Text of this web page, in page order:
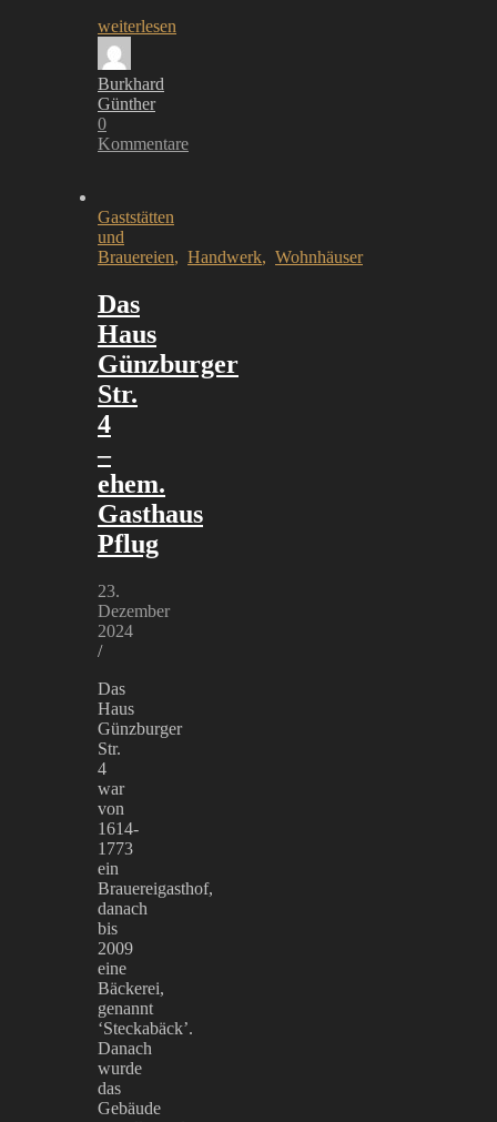
weiterlesen
Burkhard
Günther
0
Kommentare
Gaststätten
und
Brauereien, Handwerk, Wohnhäuser
Das
Haus
Günzburger
Str.
4
–
ehem.
Gasthaus
Pflug
23.
Dezember
2024
/
Das
Haus
Günzburger
Str.
4
war
von
1614-
1773
ein
Brauereigasthof,
danach
bis
2009
eine
Bäckerei,
genannt
‘Steckabäck’.
Danach
wurde
das
Gebäude